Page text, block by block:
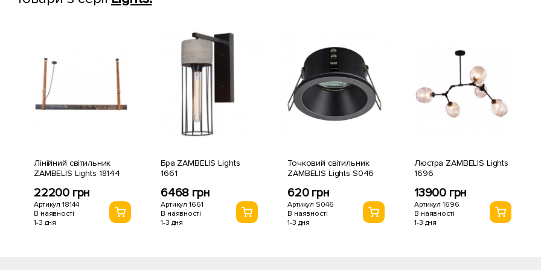
Лінійний світильник
ZAMBELIS Lights 18144
22200 грн
Артикул 18144
В наявності
1-3 дня
Бра ZAMBELIS Lights
1661
6468 грн
Артикул 1661
В наявності
1-3 дня
Точковий світильник
ZAMBELIS Lights S046
620 грн
Артикул S046
В наявності
1-3 дня
Люстра ZAMBELIS Lights
1696
13900 грн
Артикул 1696
В наявності
1-3 дня